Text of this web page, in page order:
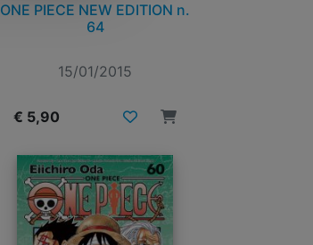
ONE PIECE NEW EDITION n.
64
15/01/2015
€ 5,90